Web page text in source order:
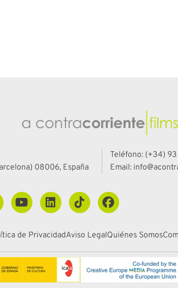
08006, España
Teléfono: (+34)
Email:
de PrivacidadAviso LegalQuiénes Somos